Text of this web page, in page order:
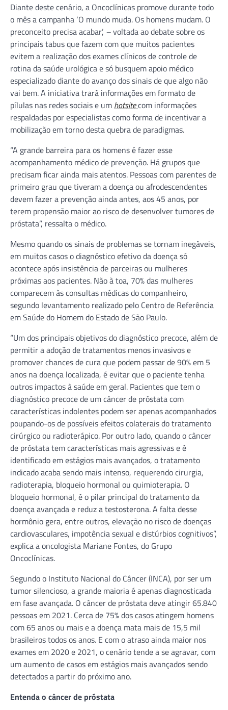
Diante deste cenário, a Oncoclínicas promove durante todo
o mês a campanha ‘O mundo muda. Os homens mudam. O
preconceito precisa acabar’, –voltada ao debate sobre os
principais tabus que fazem com que muitos pacientes
evitem a realização dos exames clínicos de controle de
rotina da saúde urológica e só busquem apoio médico
especializado diante do avanço dos sinais de que algo não
vai bem. A iniciativa trará informações em formato de
pílulas nas redes sociais e um hotsitecom informações
respaldadas por especialistas como forma de incentivar a
mobilização em torno desta quebra de paradigmas.
“A grande barreira para os homens é fazer esse
acompanhamento médico de prevenção. Há grupos que
precisam ficar ainda mais atentos. Pessoas com parentes de
primeiro grau que tiveram a doença ou afrodescendentes
devem fazer a prevenção ainda antes, aos 45 anos, por
terem propensão maior ao risco de desenvolver tumores de
próstata”, ressalta o médico.
Mesmo quando os sinais de problemas se tornam inegáveis,
em muitos casos o diagnóstico efetivo da doença só
acontece após insistência de parceiras ou mulheres
próximas aos pacientes. Não à toa, 70% das mulheres
comparecem às consultas médicas do companheiro,
segundo levantamento realizado pelo Centro de Referência
em Saúde do Homem do Estado de São Paulo.
“Um dos principais objetivos do diagnóstico precoce, além de
permitir a adoção de tratamentos menos invasivos e
promover chances de cura que podem passar de 90% em 5
anos na doença localizada, é evitar que o paciente tenha
outros impactos à saúde em geral. Pacientes que tem o
diagnóstico precoce de um câncer de próstata com
características indolentes podem ser apenas acompanhados
poupando-os de possíveis efeitos colaterais do tratamento
cirúrgico ou radioterápico. Por outro lado, quando o câncer
de próstata tem características mais agressivas e é
identificado em estágios mais avançados, o tratamento
indicado acaba sendo mais intenso, requerendo cirurgia,
radioterapia, bloqueio hormonal ou quimioterapia. O
bloqueio hormonal, é o pilar principal do tratamento da
doença avançada e reduz a testosterona. A falta desse
hormônio gera, entre outros, elevação no risco de doenças
cardiovasculares, impotência sexual e distúrbios cognitivos”,
explica a oncologista Mariane Fontes, do Grupo
Oncoclínicas.
Segundo o Instituto Nacional do Câncer (INCA), por ser um
tumor silencioso, a grande maioria é apenas diagnosticada
em fase avançada. O câncer de próstata deve atingir 65.840
pessoas em 2021. Cerca de 75% dos casos atingem homens
com 65 anos ou mais e a doença mata mais de 15,5 mil
brasileiros todos os anos. E com o atraso ainda maior nos
exames em 2020 e 2021, o cenário tende a se agravar, com
um aumento de casos em estágios mais avançados sendo
detectados a partir do próximo ano.
Entenda o câncer de próstata